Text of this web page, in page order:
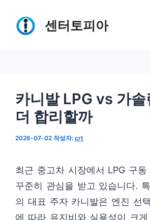
센터토피아
카니발 LPG vs 가솔
더 합리할까
2026-07-02 작성자: crt
최근 중고차 시장에서 LPG 구동
꾸준히 관심을 받고 있습니다.
의 대표 주자 카니발은 엔진 선
에 따라 유지비와 실용성이 크